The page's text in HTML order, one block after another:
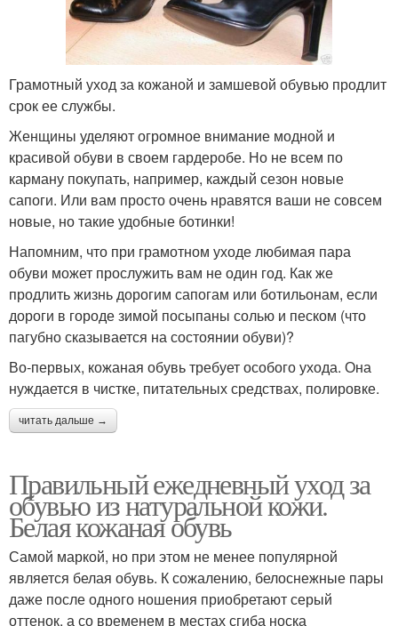
Грамотный уход за кожаной и замшевой обувью продлит
срок ее службы.
Женщины уделяют огромное внимание модной и
красивой обуви в своем гардеробе. Но не всем по
карману покупать, например, каждый сезон новые
сапоги. Или вам просто очень нравятся ваши не совсем
новые, но такие удобные ботинки!
Напомним, что при грамотном уходе любимая пара
обуви может прослужить вам не один год. Как же
продлить жизнь дорогим сапогам или ботильонам, если
дороги в городе зимой посыпаны солью и песком (что
пагубно сказывается на состоянии обуви)?
Во-первых, кожаная обувь требует особого ухода. Она
нуждается в чистке, питательных средствах, полировке.
читать дальше →
Правильный ежедневный уход за
обувью из натуральной кожи.
Белая кожаная обувь
Самой маркой, но при этом не менее популярной
является белая обувь. К сожалению, белоснежные пары
даже после одного ношения приобретают серый
оттенок, а со временем в местах сгиба носка